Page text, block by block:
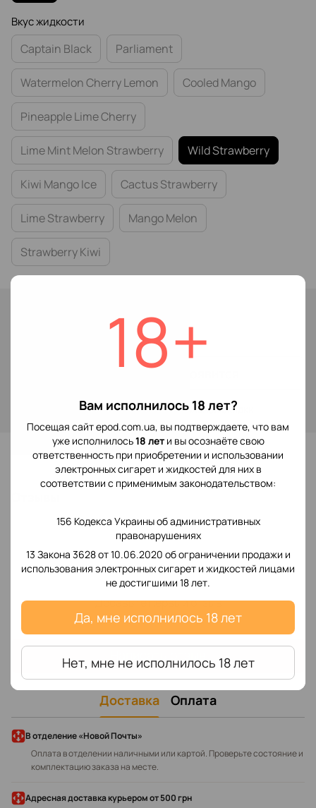
18+
Вам исполнилось 18 лет?
Посещая сайт epod.com.ua, вы подтверждаете, что вам
уже исполнилось18 лети вы осознаёте свою
ответственность при приобретении и использовании
электронных сигарет и жидкостей для них в
соответствии с применимым законодательством:
156 Кодекса Украины об административных
правонарушениях
13 Закона 3628 от 10.06.2020 об ограничении продажи и
использования электронных сигарет и жидкостей лицами
не достигшими 18 лет.
Да, мне исполнилось 18 лет
Нет, мне не исполнилось 18 лет
Вкус жидкости
Captain Black Parliament
Watermelon Cherry Lemon Cooled Mango
Pineapple Lime Cherry
Lime Mint Melon Strawberry Wild Strawberry
Kiwi Mango Ice Cactus Strawberry
Lime Strawberry Mango Melon
Strawberry Kiwi
Сообщить, когда появится
для отображения накопительной скидки
В избранное
Добавьте первый отзыв
Доставка Оплата
В отделение «Новой Почты»
Оплата в отделении наличными или картой. Проверьте состояние и
комплектацию заказа на месте.
Адресная доставка курьеромот 500 грн